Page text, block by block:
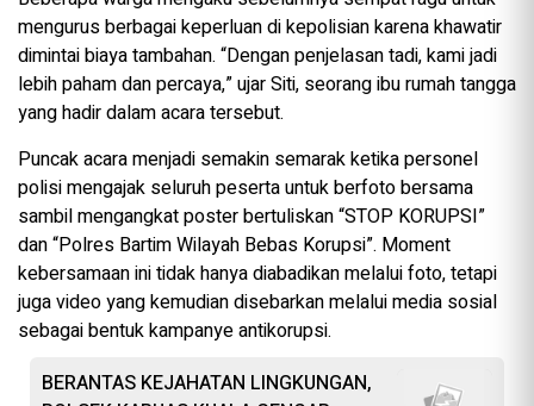
mengurus berbagai keperluan di kepolisian karena khawatir
dimintai biaya tambahan. “Dengan penjelasan tadi, kami jadi
lebih paham dan percaya,” ujar Siti, seorang ibu rumah tangga
yang hadir dalam acara tersebut.
Puncak acara menjadi semakin semarak ketika personel
polisi mengajak seluruh peserta untuk berfoto bersama
sambil mengangkat poster bertuliskan “STOP KORUPSI”
dan “Polres Bartim Wilayah Bebas Korupsi”. Moment
kebersamaan ini tidak hanya diabadikan melalui foto, tetapi
juga video yang kemudian disebarkan melalui media sosial
sebagai bentuk kampanye antikorupsi.
BERANTAS KEJAHATAN LINGKUNGAN,